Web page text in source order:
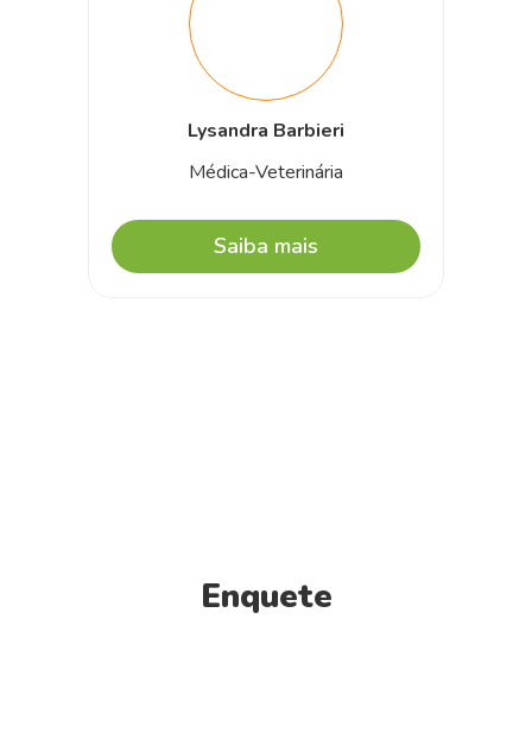
Lysandra Barbieri
Médica-Veterinária
Saiba mais
Enquete